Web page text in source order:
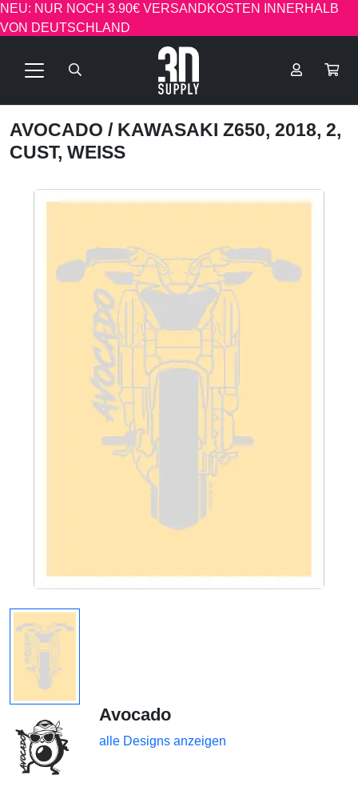
NEU: NUR NOCH 3.90€ VERSANDKOSTEN INNERHALB
VON DEUTSCHLAND
AVOCADO / KAWASAKI Z650, 2018, 2,
CUST, WEISS
Avocado
alle Designs anzeigen